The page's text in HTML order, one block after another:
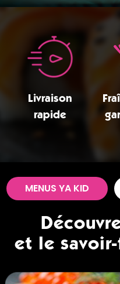
Livraison
rapide
MENUS YA KID
et le